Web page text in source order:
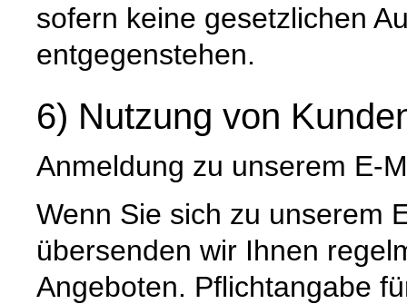
sofern keine gesetzlichen
entgegenstehen.
6) Nutzung von
Anmeldung zu unserem E-
Wenn Sie sich zu unserem
übersenden wir Ihnen
Angeboten. Pflichtangabe